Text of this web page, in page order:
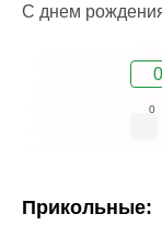
С днем
0
0
Прикольные: